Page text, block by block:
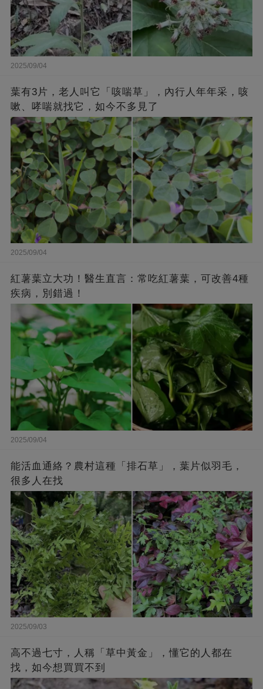
2025/09/04
葉有3片，老人叫它「咳喘草」，內行人年年采，咳
嗽、哮喘就找它，如今不多見了
2025/09/04
紅薯葉立大功！醫生直言：常吃紅薯葉，可改善4種
疾病，別錯過！
2025/09/04
能活血通絡？農村這種「排石草」，葉片似羽毛，
很多人在找
2025/09/03
高不過七寸，人稱「草中黃金」，懂它的人都在
找，如今想買買不到